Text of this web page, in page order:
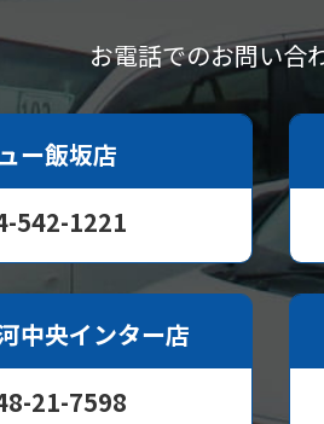
お電話でのお問い合
ー飯坂店
542-1221
中央インター店
21-7598